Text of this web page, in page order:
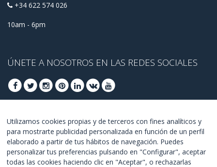
+34 622 574 026
10am - 6pm
ÚNETE A NOSOTROS EN LAS REDES SOCIALES
ÚNETE PARA OBTENER OFERTAS DE ÚLTIMO
MINUTO
UNETE
Utilizamos cookies propias y de terceros con fines analíticos y
para mostrarte publicidad personalizada en función de un perfil
elaborado a partir de tus hábitos de navegación. Puedes
personalizar tus preferencias pulsando en "Configurar", aceptar
todas las cookies haciendo clic en "Aceptar", o rechazarlas